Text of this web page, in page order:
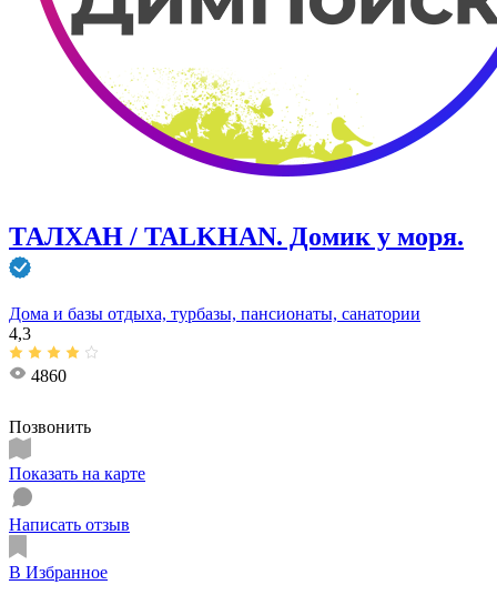
ТАЛХАН / TALKHAN. Домик у моря.
Дома и базы отдыха, турбазы, пансионаты, санатории
4,3
4860
Позвонить
Показать на карте
Написать отзыв
В Избранное